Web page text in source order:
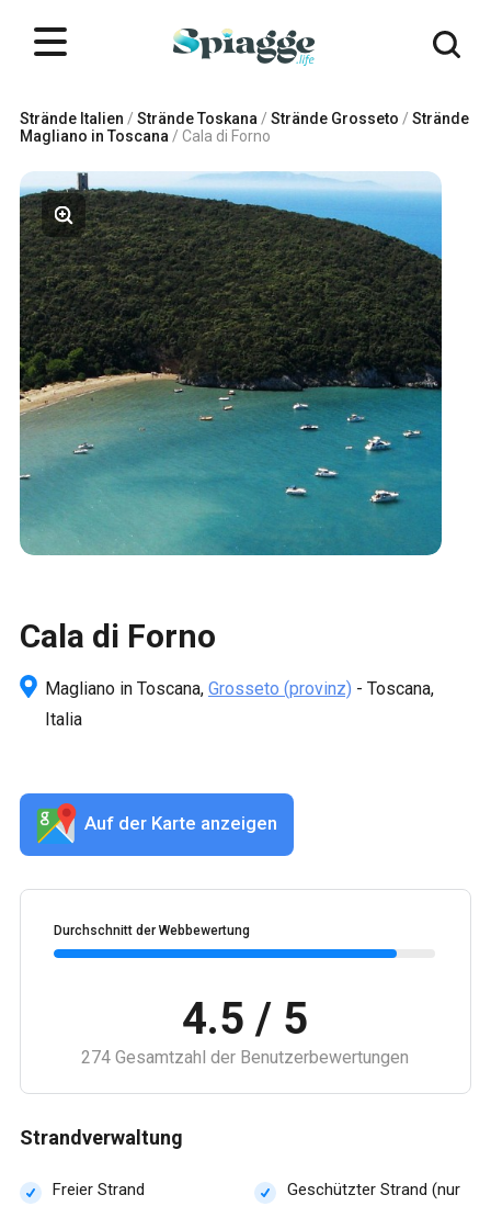
Strände Italien / Strände Toskana / Strände Grosseto / Strände
Magliano in Toscana / Cala di Forno
Cala di Forno
Magliano in Toscana, Grosseto (provinz) - Toscana,
Italia
Auf der Karte anzeigen
Durchschnitt der Webbewertung
4.5 / 5
274 Gesamtzahl der Benutzerbewertungen
Strandverwaltung
Freier Strand
Geschützter Strand (nur